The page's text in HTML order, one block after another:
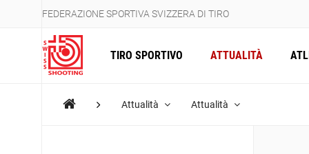
FEDERAZIONE SPORTIVA SVIZZERA DI TIRO
TIRO SPORTIVO ATTUALITÀ
Attualità Attualità